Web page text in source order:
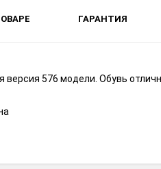
ГАРАНТИЯ
версия 576 модели. Обувь